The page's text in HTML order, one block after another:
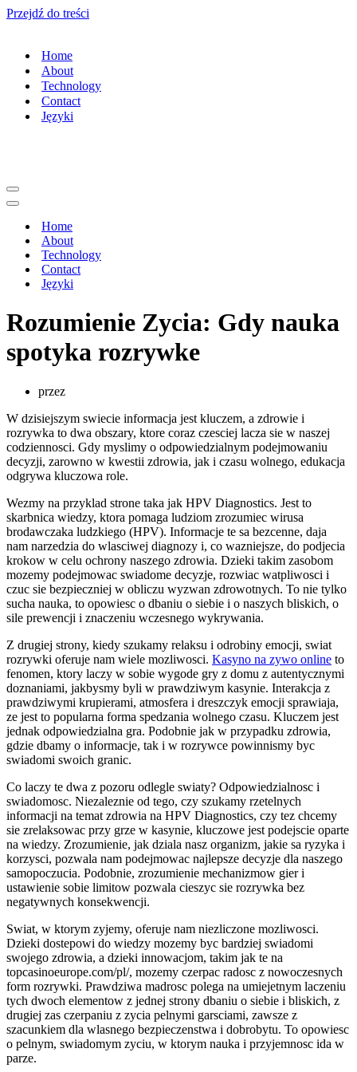
Przejdź do treści
Home
About
Technology
Contact
Języki
Menu
nawigacji
Menu
nawigacjiHome
About
Technology
Contact
Języki
Rozumienie Zycia: Gdy nauka
spotyka rozrywke
przez
W dzisiejszym swiecie informacja jest kluczem, a zdrowie i
rozrywka to dwa obszary, ktore coraz czesciej lacza sie w naszej
codziennosci. Gdy myslimy o odpowiedzialnym podejmowaniu
decyzji, zarowno w kwestii zdrowia, jak i czasu wolnego, edukacja
odgrywa kluczowa role.
Wezmy na przyklad strone taka jak HPV Diagnostics. Jest to
skarbnica wiedzy, ktora pomaga ludziom zrozumiec wirusa
brodawczaka ludzkiego (HPV). Informacje te sa bezcenne, daja
nam narzedzia do wlasciwej diagnozy i, co wazniejsze, do podjecia
krokow w celu ochrony naszego zdrowia. Dzieki takim zasobom
mozemy podejmowac swiadome decyzje, rozwiac watpliwosci i
czuc sie bezpieczniej w obliczu wyzwan zdrowotnych. To nie tylko
sucha nauka, to opowiesc o dbaniu o siebie i o naszych bliskich, o
sile prewencji i znaczeniu wczesnego wykrywania.
Z drugiej strony, kiedy szukamy relaksu i odrobiny emocji, swiat
rozrywki oferuje nam wiele mozliwosci. Kasyno na zywo online to
fenomen, ktory laczy w sobie wygode gry z domu z autentycznymi
doznaniami, jakbysmy byli w prawdziwym kasynie. Interakcja z
prawdziwymi krupierami, atmosfera i dreszczyk emocji sprawiaja,
ze jest to popularna forma spedzania wolnego czasu. Kluczem jest
jednak odpowiedzialna gra. Podobnie jak w przypadku zdrowia,
gdzie dbamy o informacje, tak i w rozrywce powinnismy byc
swiadomi swoich granic.
Co laczy te dwa z pozoru odlegle swiaty? Odpowiedzialnosc i
swiadomosc. Niezaleznie od tego, czy szukamy rzetelnych
informacji na temat zdrowia na HPV Diagnostics, czy tez chcemy
sie zrelaksowac przy grze w kasynie, kluczowe jest podejscie oparte
na wiedzy. Zrozumienie, jak dziala nasz organizm, jakie sa ryzyka i
korzysci, pozwala nam podejmowac najlepsze decyzje dla naszego
samopoczucia. Podobnie, zrozumienie mechanizmow gier i
ustawienie sobie limitow pozwala cieszyc sie rozrywka bez
negatywnych konsekwencji.
Swiat, w ktorym zyjemy, oferuje nam niezliczone mozliwosci.
Dzieki dostepowi do wiedzy mozemy byc bardziej swiadomi
swojego zdrowia, a dzieki innowacjom, takim jak te na
topcasinoeurope.com/pl/, mozemy czerpac radosc z nowoczesnych
form rozrywki. Prawdziwa madrosc polega na umiejetnym laczeniu
tych dwoch elementow z jednej strony dbaniu o siebie i bliskich, z
drugiej zas czerpaniu z zycia pelnymi garsciami, zawsze z
szacunkiem dla wlasnego bezpieczenstwa i dobrobytu. To opowiesc
o pelnym, swiadomym zyciu, w ktorym nauka i przyjemnosc ida w
parze.